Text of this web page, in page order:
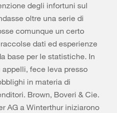
degli infortuni sul
oltre una serie di
comunque un certo
dati ed esperienze
base per le statistiche. In
fece leva presso
in materia di
Brown, Boveri & Cie.
AG a Winterthur iniziarono